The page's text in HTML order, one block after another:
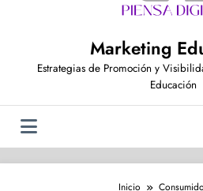
Marketing
Estrategias de Promoción y
Educación
Inicio